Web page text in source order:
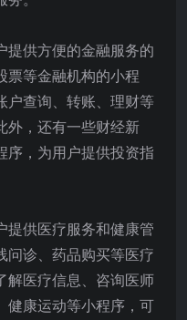
提供方便的金融服务的
票等金融机构的小程
户查询、转账、理财等
外，还有一些财经新
序，为用户提供投资指
提供医疗服务和健康管
问诊、药品购买等医疗
解医疗信息、咨询医师
健康运动等小程序，可